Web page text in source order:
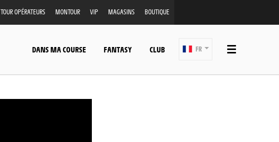
TOUR OPÉRATEURS MONTOUR VIP MAGASINS BOUTIQUE
DANS MA COURSE FANTASY CLUB FR